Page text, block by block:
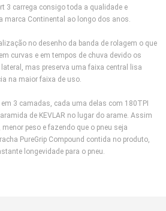
3 carrega consigo toda a qualidade e
marca Continental ao longo dos anos.
no desenho da banda de rolagem o que
curvas e em tempos de chuva devido os
mas preserva uma faixa central lisa
na maior faixa de uso.
3 camadas, cada uma delas com 180TPI
de KEVLAR no lugar do arame. Assim
peso e fazendo que o pneu seja
PureGrip Compound contida no produto,
longevidade para o pneu.